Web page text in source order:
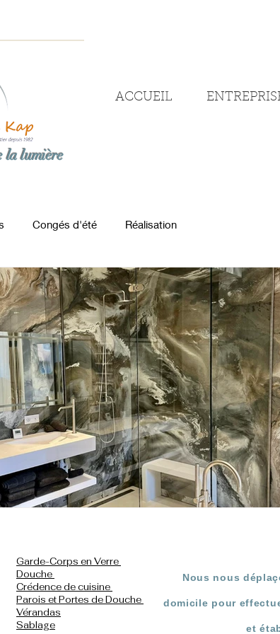
ACCUEIL
la lumière
Congés d'été Réalisation
Garde-Corps en Verre
Douche
Crédence de cuisine
Parois et Portes de Douche
Vérandas
Sablage
Nous nous
domicile pour
et